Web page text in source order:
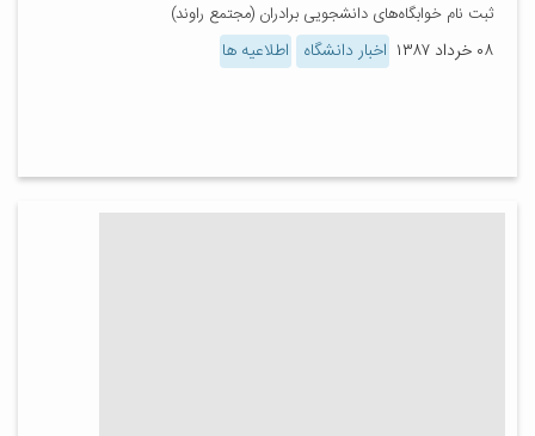
ثبت نام خوابگاه‌های دانشجویی برادران (مجتمع راوند)
۰۸ خرداد ۱۳۸۷ اخبار دانشگاه اطلاعیه ها